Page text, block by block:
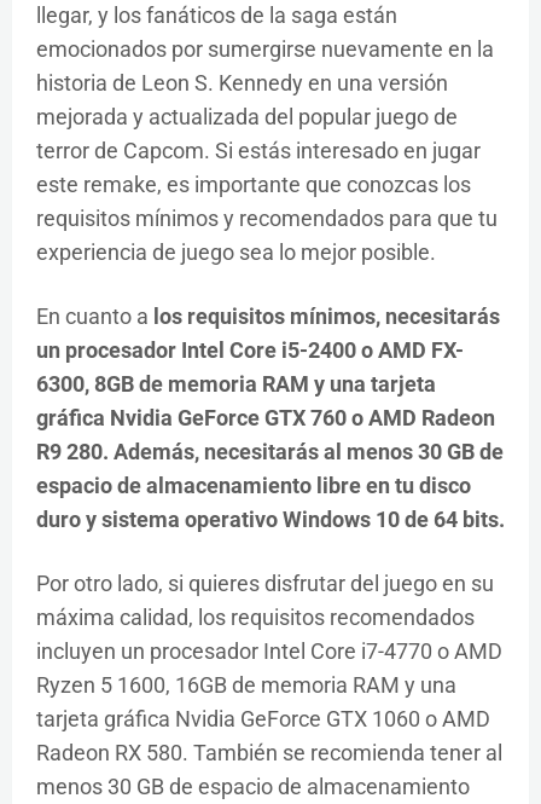
llegar, y los fanáticos de la saga están
emocionados por sumergirse nuevamente en la
historia de Leon S. Kennedy en una versión
mejorada y actualizada del popular juego de
terror de Capcom. Si estás interesado en jugar
este remake, es importante que conozcas los
requisitos mínimos y recomendados para que tu
experiencia de juego sea lo mejor posible.
En cuanto a los requisitos mínimos, necesitarás
un procesador Intel Core i5-2400 o AMD FX-
6300, 8GB de memoria RAM y una tarjeta
gráfica Nvidia GeForce GTX 760 o AMD Radeon
R9 280. Además, necesitarás al menos 30 GB de
espacio de almacenamiento libre en tu disco
duro y sistema operativo Windows 10 de 64 bits.
Por otro lado, si quieres disfrutar del juego en su
máxima calidad, los requisitos recomendados
incluyen un procesador Intel Core i7-4770 o AMD
Ryzen 5 1600, 16GB de memoria RAM y una
tarjeta gráfica Nvidia GeForce GTX 1060 o AMD
Radeon RX 580. También se recomienda tener al
menos 30 GB de espacio de almacenamiento